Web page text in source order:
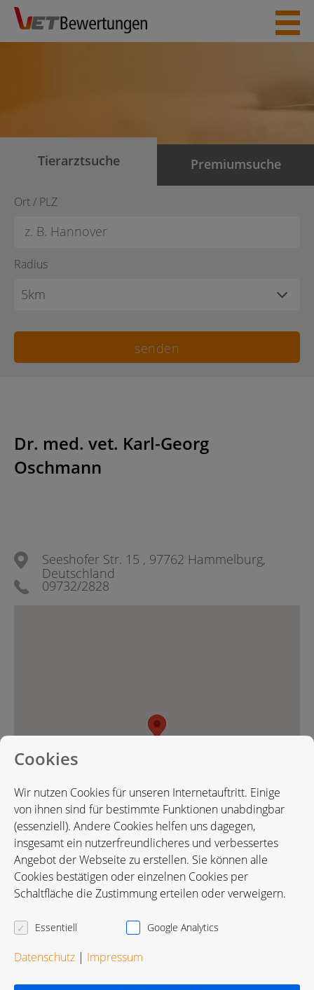
Skip
content
Tierarztsuche Premiumsuche
Ort / PLZ
Radius
Dr. med. vet. Karl-Georg
Oschmann
Seeshofer Str. 15 , 97762 Hammelburg,
Deutschland
09732/2828
Karte in Google Maps öffnen
Cookies
Wir nutzen Cookies für unseren Internetauftritt. Einige
von ihnen sind für bestimmte Funktionen unabdingbar
(essenziell). Andere Cookies helfen uns dagegen,
insgesamt ein nutzerfreundlicheres und verbessertes
Angebot der Webseite zu erstellen. Sie können alle
Cookies bestätigen oder einzelnen Cookies per
Schaltfläche die Zustimmung erteilen oder verweigern.
Essentiell Google Analytics
Datenschutz | Impressum